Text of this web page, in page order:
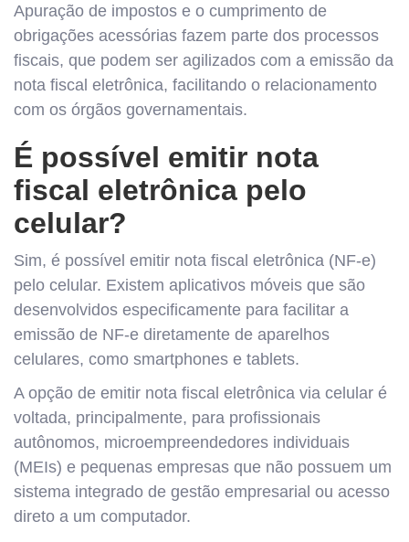
Apuração de impostos e o cumprimento de
obrigações acessórias fazem parte dos processos
fiscais, que podem ser agilizados com a emissão da
nota fiscal eletrônica, facilitando o relacionamento
com os órgãos governamentais.
É possível emitir nota
fiscal eletrônica pelo
celular?
Sim, é possível emitir nota fiscal eletrônica (NF-e)
pelo celular. Existem aplicativos móveis que são
desenvolvidos especificamente para facilitar a
emissão de NF-e diretamente de aparelhos
celulares, como smartphones e tablets.
A opção de emitir nota fiscal eletrônica via celular é
voltada, principalmente, para profissionais
autônomos, microempreendedores individuais
(MEIs) e pequenas empresas que não possuem um
sistema integrado de gestão empresarial ou acesso
direto a um computador.